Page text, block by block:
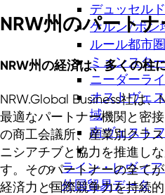
デュッセル
ケルン/ボン
ルール都市圏
ミュンスタ
ニーダーラ
オストヴェ
域
南ヴェスト
ライン・レヴィ
外国貿易データ
NRW州のパート
NRW州の経済は、多くの柱
NRW.Global Business社は、
最適なパートナー機関と密
の商工会議所、産業別クラ
ニシアチブと協力を推進し
す。そのパートナーの全て
経済力と国際競争力を持続